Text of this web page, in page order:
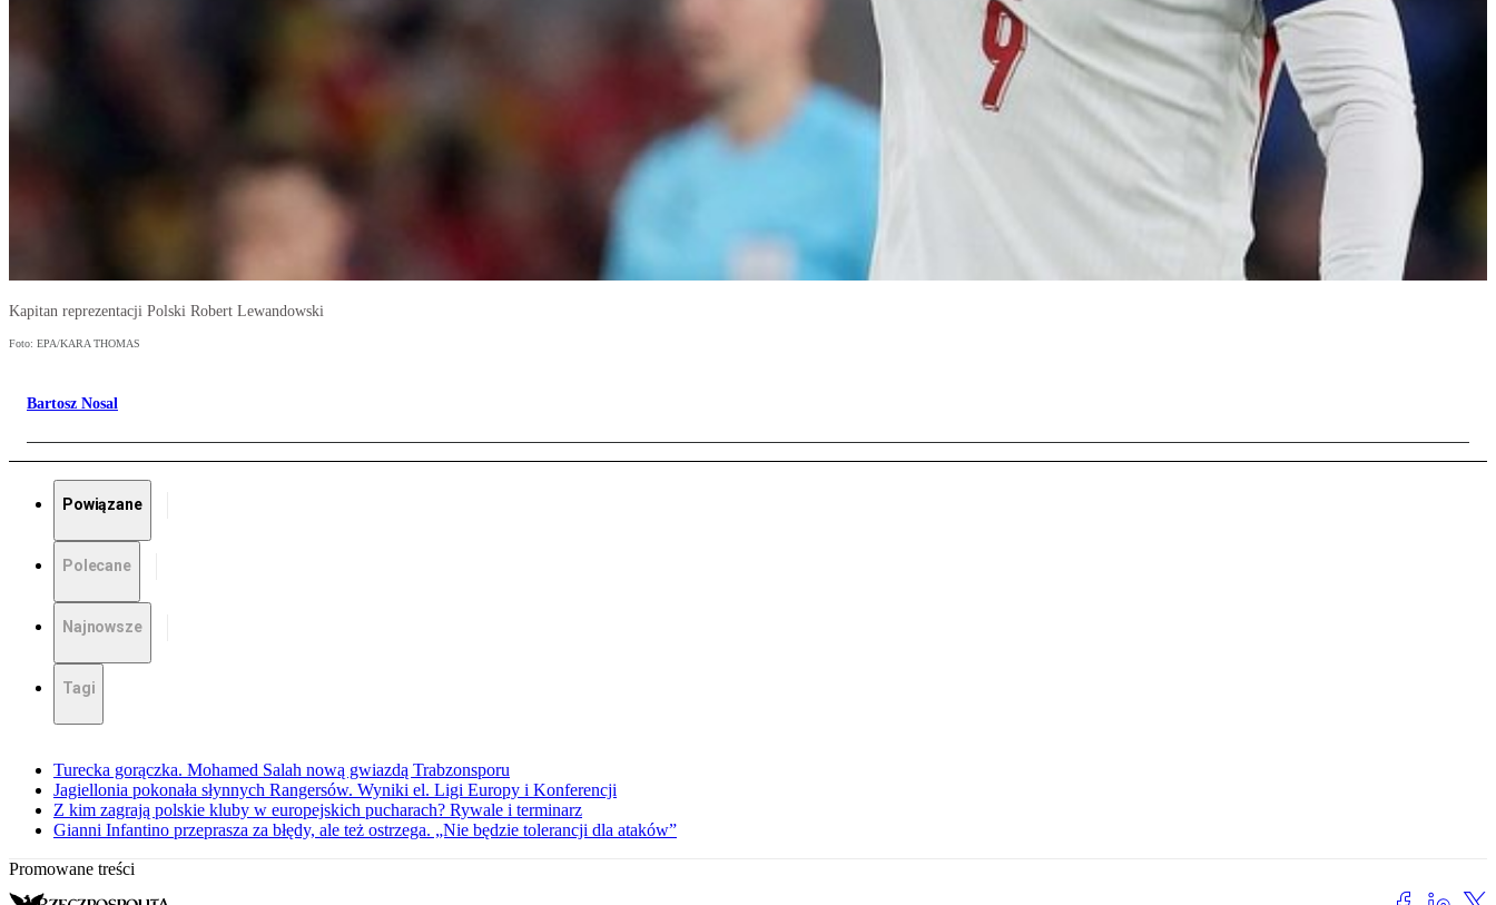
Kapitan reprezentacji Polski Robert Lewandowski
Foto: EPA/KARA THOMAS
Bartosz Nosal
Powiązane
Polecane
Najnowsze
Tagi
Turecka gorączka. Mohamed Salah nową gwiazdą Trabzonsporu
Jagiellonia pokonała słynnych Rangersów. Wyniki el. Ligi Europy i Konferencji
Z kim zagrają polskie kluby w europejskich pucharach? Rywale i terminarz
Gianni Infantino przeprasza za błędy, ale też ostrzega. „Nie będzie tolerancji dla ataków”
Promowane treści